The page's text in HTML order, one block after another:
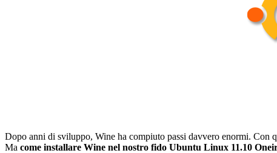
Dopo anni di sviluppo, Wine ha compiuto passi davvero enormi.
Ma come installare Wine nel nostro fido Ubuntu Linux 11.10